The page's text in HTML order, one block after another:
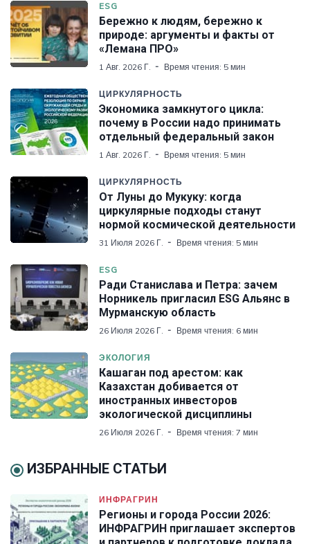
ESG
Бережно к людям, бережно к
природе: аргументы и факты от
«Лемана ПРО»
1 Авг. 2026 Г. Время чтения: 5 мин
ЦИРКУЛЯРНОСТЬ
Экономика замкнутого цикла:
почему в России надо принимать
отдельный федеральный закон
1 Авг. 2026 Г. Время чтения: 5 мин
ЦИРКУЛЯРНОСТЬ
От Луны до Мукуку: когда
циркулярные подходы станут
нормой космической деятельности
31 Июля 2026 Г. Время чтения: 5 мин
ESG
Ради Станислава и Петра: зачем
Норникель пригласил ESG Альянс в
Мурманскую область
26 Июля 2026 Г. Время чтения: 6 мин
ЭКОЛОГИЯ
Кашаган под арестом: как
Казахстан добивается от
иностранных инвесторов
экологической дисциплины
26 Июля 2026 Г. Время чтения: 7 мин
ИЗБРАННЫЕ СТАТЬИ
ИНФРАГРИН
Регионы и города России 2026:
ИНФРАГРИН приглашает экспертов